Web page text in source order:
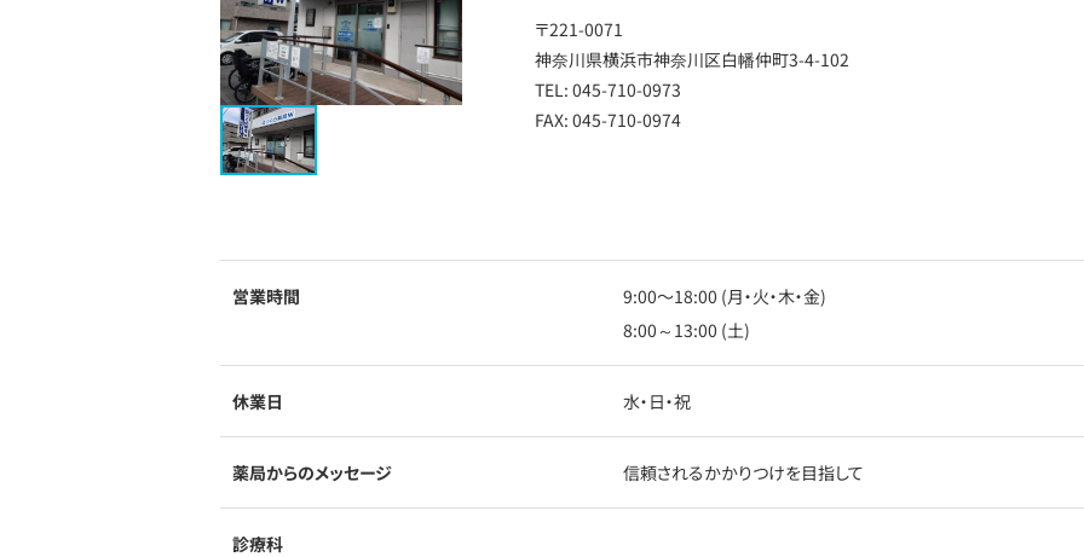
〒221-0071
神奈川県横浜市神奈川区白幡仲町3-4-102
TEL: 045-710-0973
FAX: 045-710-0974
営業時間
9:00〜18:00 (月・火・木・金)
8:00～13:00 (土)
休業日 水・日・祝
薬局からのメッセージ 信頼されるかかりつけを目指して
診療科